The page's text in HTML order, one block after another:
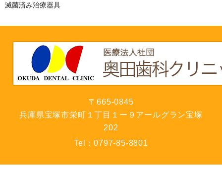
滅菌済み治療器具
〒665-0845
兵庫県宝塚市栄町１丁目１ー９アールグラン宝塚
202
Tel：0797-85-8801